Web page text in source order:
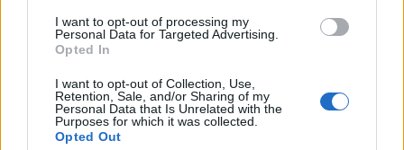
I want to opt-out of processing my
Personal Data for Targeted Advertising.
Opted In
I want to opt-out of Collection, Use,
Retention, Sale, and/or Sharing of my
Personal Data that Is Unrelated with the
Purposes for which it was collected.
Opted Out
Radares de Velocidade | Faro | agosto 2026
5/08/2026